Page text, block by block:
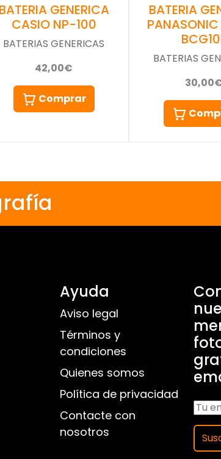
BATERIA GENERICA
CASIO NP-100
BATERIAS GENERICAS
42,00€
Comprar
BATERIA
BATERIAS
Ayuda
Aviso legal
Términos y
condiciones
Quienes somos
Política de privacidad
Contacte con
nosotros